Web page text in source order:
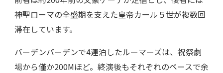
神聖ローマの全盛期を支えた皇帝カール５世が複数回
滞在しています。
バーデンバーデンで4連泊したルーマーズは、祝祭劇
場から僅か200Mほど。終演後もそれぞれのペースで余